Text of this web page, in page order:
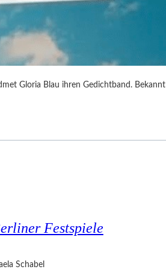
Gloria Blau ihren Gedichtband. Bekannt
Festspiele
Schabel